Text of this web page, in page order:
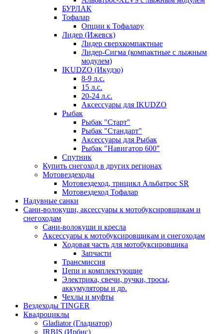
БУРЛАК
Тофалар
Опции к Тофалару
Лидер (Ижевск)
Лидер сверхкомпактные
Лидер-Сигма (компактные с лыжным
модулем)
IKUDZO (Икудзо)
8-9 л.с.
15 л.с.
20-24 л.с.
Аксессуары для IKUDZO
Рыбак
Рыбак "Старт"
Рыбак "Стандарт"
Аксессуары для Рыбак
Рыбак "Навигатор 600"
Спутник
Купить снегоход в других регионах
Мотовездеходы
Мотовездеход, трицикл Альбатрос SR
Мотовездеход Тофалар
Надувные санки
Сани-волокуши, аксессуары к мотобуксировщикам и
снегоходам
Сани-волокуши и кресла
Аксессуары к мотобуксировщикам и снегоходам
Ходовая часть для мотобуксировщика
Запчасти
Трансмиссия
Цепи и комплектующие
Электрика, свечи, ручки, тросы,
аккумуляторы и др.
Чехлы и муфты
Вездеходы TINGER
Квадроциклы
Gladiator (Гладиатор)
IRBIS (Ирбис)